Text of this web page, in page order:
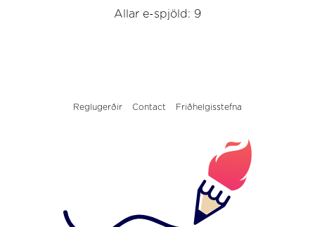
Allar e-spjöld: 9
Reglugerðir Contact Friðhelgisstefna